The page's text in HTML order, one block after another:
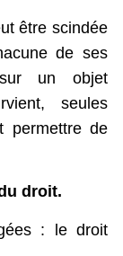
être scindée
de ses
un objet
seules
permettre de
droit.
: le droit